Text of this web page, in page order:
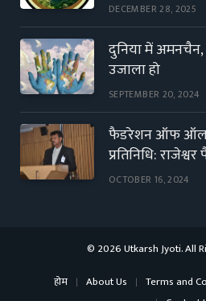
DECEMBER 28, 2025
दुनिया में
उजाला हो
SEPTEMBER 20, 2024
फैडरेशन ऑफ ऑल
प्रतिनिधि: राजेश्वर
OCTOBER 16, 2024
© 2026 Utkarsh Jyoti. All
होम
About Us Terms and